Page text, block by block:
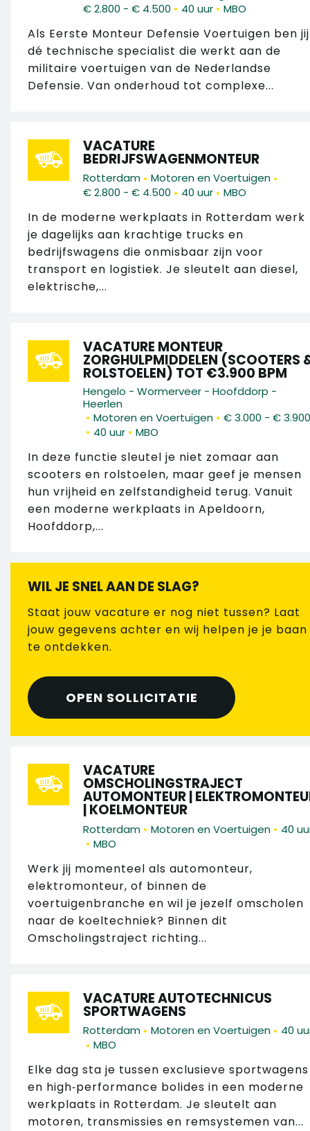
€ 2.800 - € 4.500 • 40 uur • MBO
Als Eerste Monteur Defensie Voertuigen ben jij
dé technische specialist die werkt aan de
militaire voertuigen van de Nederlandse
Defensie. Van onderhoud tot complexe...
VACATURE
BEDRIJFSWAGENMONTEUR
Rotterdam • Motoren en Voertuigen •
€ 2.800 - € 4.500 • 40 uur • MBO
In de moderne werkplaats in Rotterdam werk
je dagelijks aan krachtige trucks en
bedrijfswagens die onmisbaar zijn voor
transport en logistiek. Je sleutelt aan diesel,
elektrische,...
VACATURE MONTEUR
ZORGHULPMIDDELEN (SCOOTERS
ROLSTOELEN) TOT €3.900 BPM
Hengelo - Wormerveer - Hoofddorp -
Heerlen
• Motoren en Voertuigen • € 3.000 - € 3.900
• 40 uur • MBO
In deze functie sleutel je niet zomaar aan
scooters en rolstoelen, maar geef je mensen
hun vrijheid en zelfstandigheid terug. Vanuit
een moderne werkplaats in Apeldoorn,
Hoofddorp,...
WIL JE SNEL AAN DE SLAG?
Staat jouw vacature er nog niet tussen? Laat
jouw gegevens achter en wij helpen je je baan
te ontdekken.
OPEN SOLLICITATIE
VACATURE
OMSCHOLINGSTRAJECT
AUTOMONTEUR |
| KOELMONTEUR
Rotterdam • Motoren en Voertuigen • 40
• MBO
Werk jij momenteel als automonteur,
elektromonteur, of binnen de
voertuigenbranche en wil je jezelf omscholen
naar de koeltechniek? Binnen dit
Omscholingstraject richting...
VACATURE AUTOTECHNICUS
SPORTWAGENS
Rotterdam • Motoren en Voertuigen • 40
• MBO
Elke dag sta je tussen exclusieve sportwagens
en high‑performance bolides in een moderne
werkplaats in Rotterdam. Je sleutelt aan
motoren, transmissies en remsystemen van...